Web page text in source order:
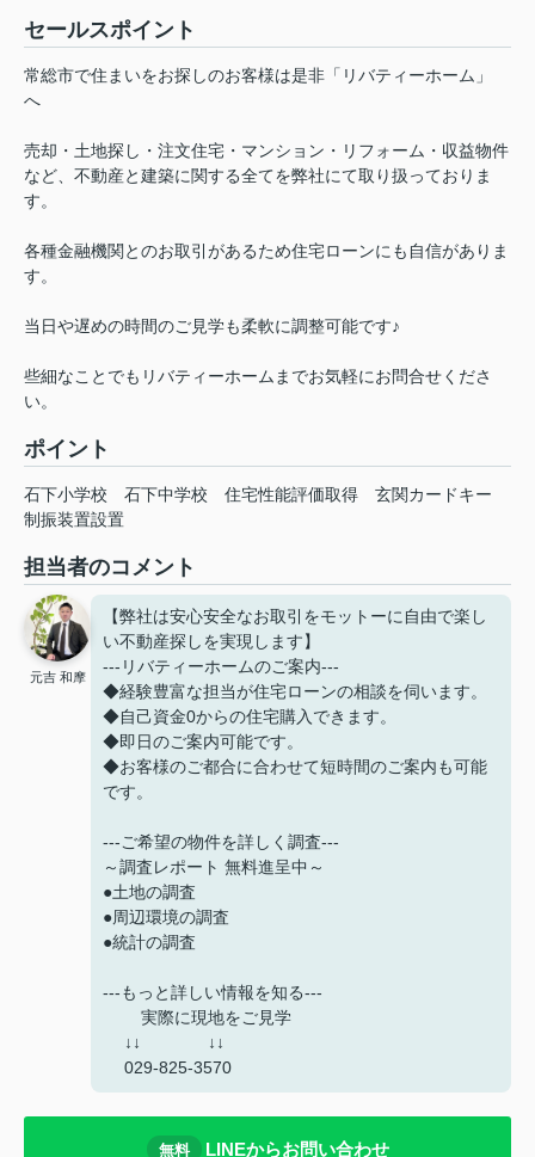
セールスポイント
常総市で住まいをお探しのお客様は是非「リバティーホーム」
へ
売却・土地探し・注文住宅・マンション・リフォーム・収益物件
など、不動産と建築に関する全てを弊社にて取り扱っておりま
す。
各種金融機関とのお取引があるため住宅ローンにも自信がありま
す。
当日や遅めの時間のご見学も柔軟に調整可能です♪
些細なことでもリバティーホームまでお気軽にお問合せくださ
い。
ポイント
石下小学校 石下中学校 住宅性能評価取得
玄関カードキー
制振装置設置
担当者のコメント
元吉 和摩
【弊社は安心安全なお取引をモットーに自由で楽し
い不動産探しを実現します】
---リバティーホームのご案内---
◆経験豊富な担当が住宅ローンの相談を伺います。
◆自己資金0からの住宅購入できます。
◆即日のご案内可能です。
◆お客様のご都合に合わせて短時間のご案内も可能
です。
---ご希望の物件を詳しく調査---
～調査レポート 無料進呈中～
●土地の調査
●周辺環境の調査
●統計の調査
---もっと詳しい情報を知る---
実際に現地をご見学
↓↓ ↓↓
029-825-3570
無料 LINEからお問い合わせ